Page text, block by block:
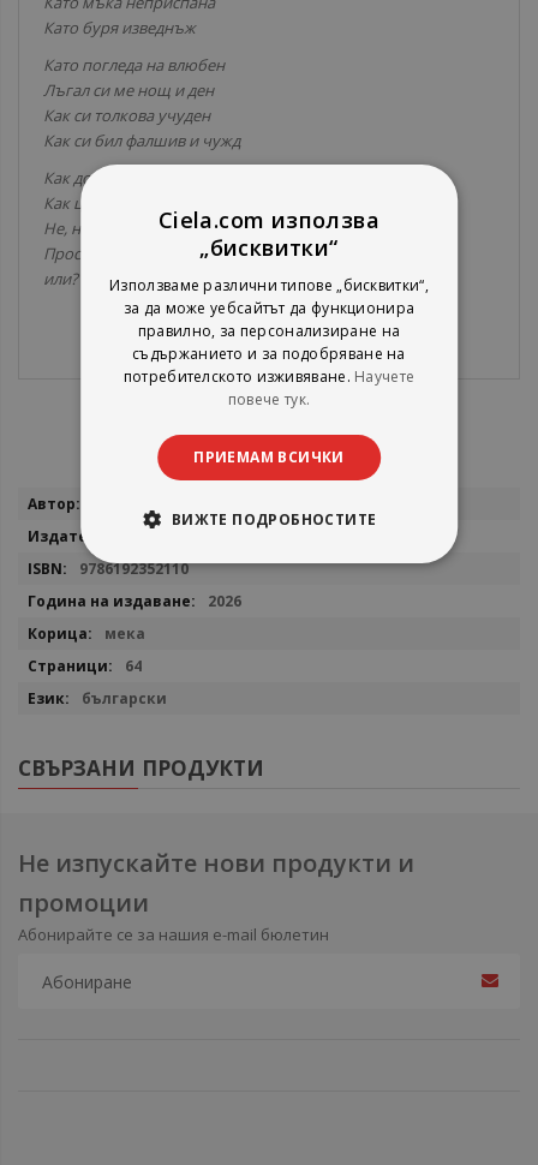
Като буря изведнъж
Като погледа на влюбен
Лъгал си ме нощ и ден
Как си толкова учуден
Как си бил фалшив и чужд
Как докосвал си ме нежно
Как целувал си ме ти
Не, не вярвам – неизбежно
Просто лъгал си
или?
Повече
9786192352110
2026
мека
64
български
СВЪРЗАНИ ПРОДУКТИ
Не изпускайте нови продукти и
промоции
Абонирайте се за нашия e-mail бюлетин
Ciela.com използва
„бисквитки“
Използваме различни типове „бисквитки“,
за да може уебсайтът да функционира
правилно, за персонализиране на
съдържанието и за подобряване на
потребителското изживяване. Научете
повече тук.
ПРИЕМАМ ВСИЧКИ
ВИЖТЕ ПОДРОБНОСТИТЕ